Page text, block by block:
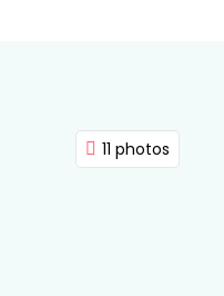
11 photos